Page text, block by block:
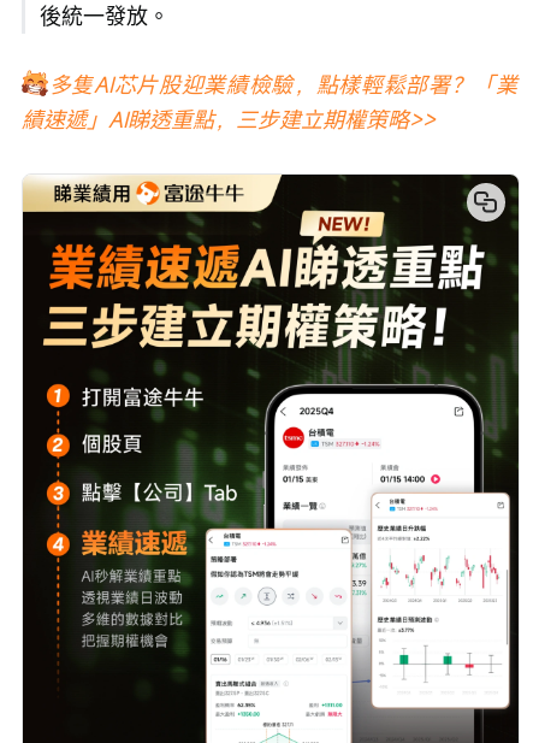
後統一發放。
多隻AI芯片股迎業績檢驗，點樣輕鬆部署？「業
績速遞」AI睇透重點，三步建立期權策略>>